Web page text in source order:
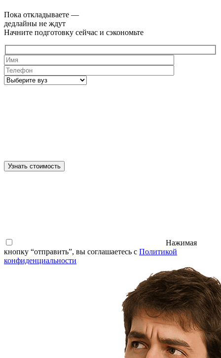
Пока откладываете —
дедлайны не ждут
Начните подготовку сейчас и сэкономьте
Узнать стоимость
Нажимая
кнопку “отправить”, вы соглашаетесь с Политикой
конфиденциальности